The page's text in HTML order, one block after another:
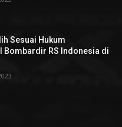
Sesuai Hukum
Bombardir RS Indonesia di